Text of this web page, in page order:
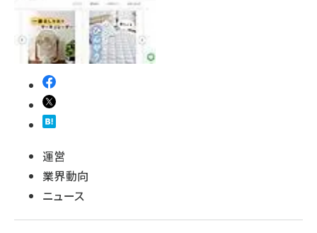
運営
業界動向
ニュース